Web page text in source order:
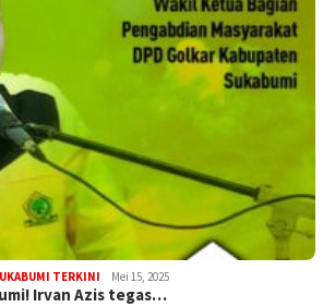
TERKINI Mei 15, 2025
Irvan Azis tegas…